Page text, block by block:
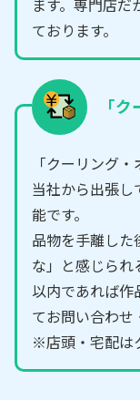
ます。専門店
ております。
「
「クーリング
当社から出張
能です。
品物を手離した
な」と感じられ
以内であれば作
てお問い合わせ
※店頭・宅配は